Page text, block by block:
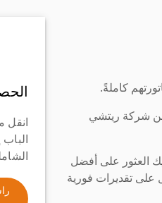
كاملةً.
شركة ريتشي
العثور على أفضل
تقديرات فورية
انقل